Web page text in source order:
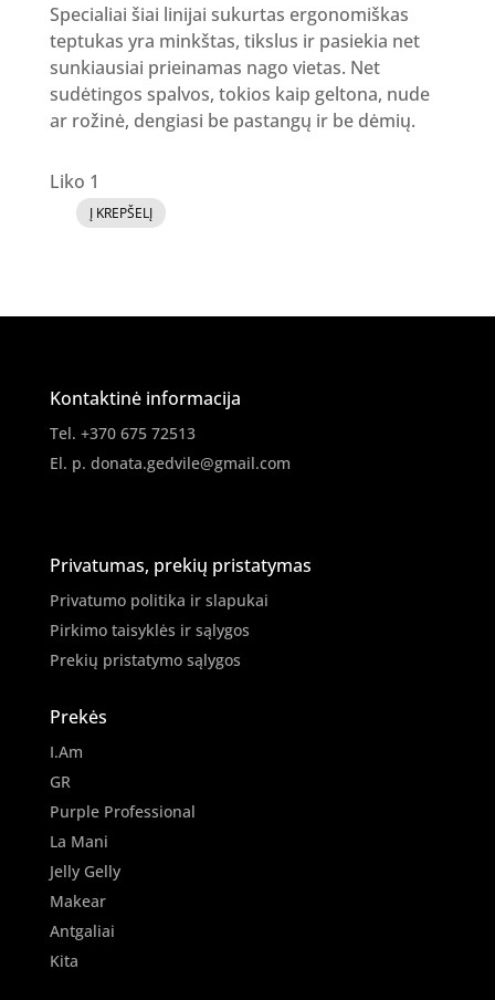
Specialiai šiai linijai sukurtas ergonomiškas
teptukas yra minkštas, tikslus ir pasiekia net
sunkiausiai prieinamas nago vietas. Net
sudėtingos spalvos, tokios kaip geltona, nude
ar rožinė, dengiasi be pastangų ir be dėmių.
Liko 1
produkto
lakas
[
kiek
klientų
Į KREPŠELĮ
Kontaktinė informacija
Tel. +370 675 72513
El. p. donata.gedvile@gmail.com
Privatumas, prekių pristatymas
Privatumo politika ir slapukai
Pirkimo taisyklės ir sąlygos
Prekių pristatymo sąlygos
Prekės
I.Am
GR
Purple Professional
La Mani
Jelly Gelly
Makear
Antgaliai
Kita